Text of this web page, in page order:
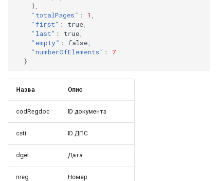
},
"totalPages" : 1
"first" : true
"last" : true
"empty" : false
"numberOfElements" :
7
}
Назва Опис
codRegdoc ID документа
csti ID ДПС
dget Дата
nreg Номер